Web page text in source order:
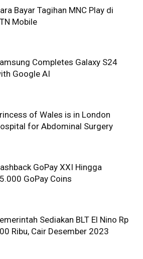
Bayar Tagihan MNC Play di
Mobile
Completes Galaxy S24
Google AI
of Wales is in London
for Abdominal Surgery
GoPay XXI Hingga
GoPay Coins
Sediakan BLT El Nino Rp
Ribu, Cair Desember 2023